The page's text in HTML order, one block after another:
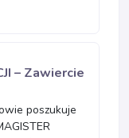
– Zawiercie
poszukuje